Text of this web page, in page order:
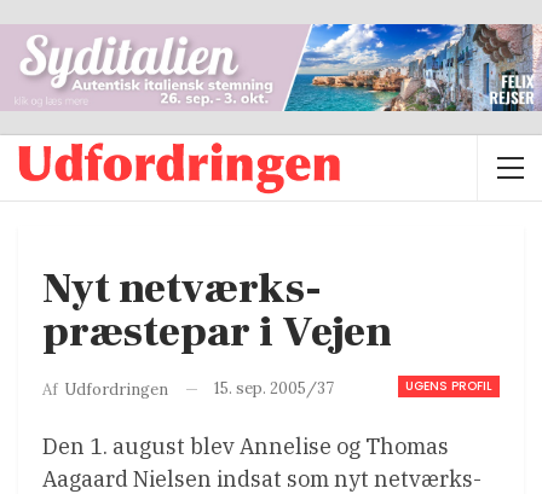
Nyt netværks-
præstepar i Vejen
UGENS PROFIL
Af Udfordringen 15. sep. 2005/37
Den 1. august blev Annelise og Thomas
Aagaard Nielsen indsat som nyt netværks-